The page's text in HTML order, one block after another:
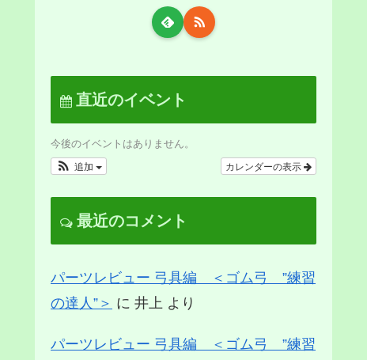
直近のイベント
今後のイベントはありません。
カレンダーの表示
追加
最近のコメント
パーツレビュー 弓具編 ＜ゴム弓 ”練習
の達人”＞ に 井上 より
パーツレビュー 弓具編 ＜ゴム弓 ”練習